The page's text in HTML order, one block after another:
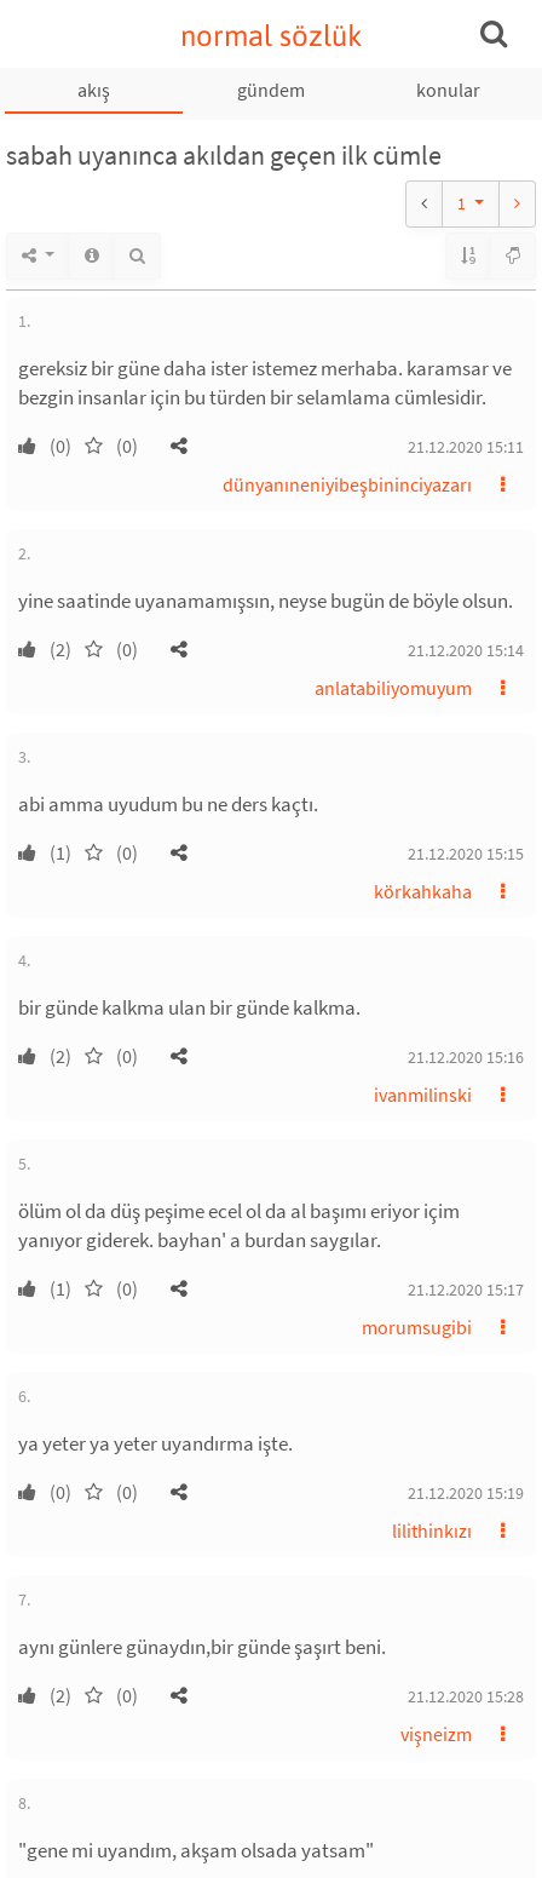
normal sözlük
akış gündem konular
sabah uyanınca akıldan geçen ilk cümle
1
1.
gereksiz bir güne daha ister istemez merhaba. karamsar ve
bezgin insanlar için bu türden bir selamlama cümlesidir.
(0) (0) 21.12.2020 15:11
dünyanıneniyibeşbininciyazarı
2.
yine saatinde uyanamamışsın, neyse bugün de böyle olsun.
(2) (0) 21.12.2020 15:14
anlatabiliyomuyum
3.
abi amma uyudum bu ne ders kaçtı.
(1) (0) 21.12.2020 15:15
körkahkaha
4.
bir günde kalkma ulan bir günde kalkma.
(2) (0) 21.12.2020 15:16
ivanmilinski
5.
ölüm ol da düş peşime ecel ol da al başımı eriyor içim
yanıyor giderek. bayhan' a burdan saygılar.
(1) (0) 21.12.2020 15:17
morumsugibi
6.
ya yeter ya yeter uyandırma işte.
(0) (0) 21.12.2020 15:19
lilithinkızı
7.
aynı günlere günaydın,bir günde şaşırt beni.
(2) (0) 21.12.2020 15:28
vişneizm
8.
"gene mi uyandım, akşam olsada yatsam"